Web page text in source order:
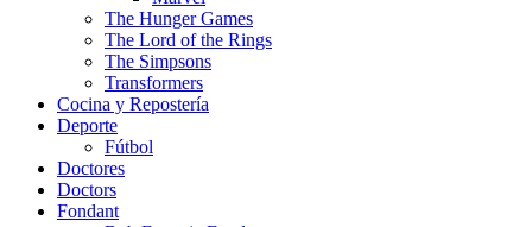
The Hunger Games
The Lord of the Rings
The Simpsons
Transformers
Cocina y Repostería
Deporte
Fútbol
Doctores
Doctors
Fondant